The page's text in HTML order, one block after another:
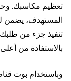
تعظيم مكاسبك.
تنفيذ جزء من
بالاستفادة من